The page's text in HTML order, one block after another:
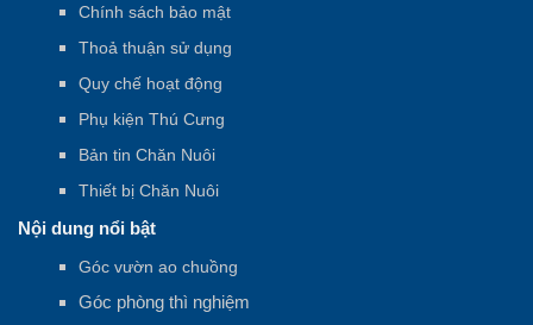
Chính sách bảo mật
Thoả thuận sử dụng
Quy chế hoạt động
Phụ kiện Thú Cưng
Bản tin Chăn Nuôi
Thiết bị Chăn Nuôi
Nội dung nổi bật
Góc vườn ao chuồng
Góc phòng thì nghiệm